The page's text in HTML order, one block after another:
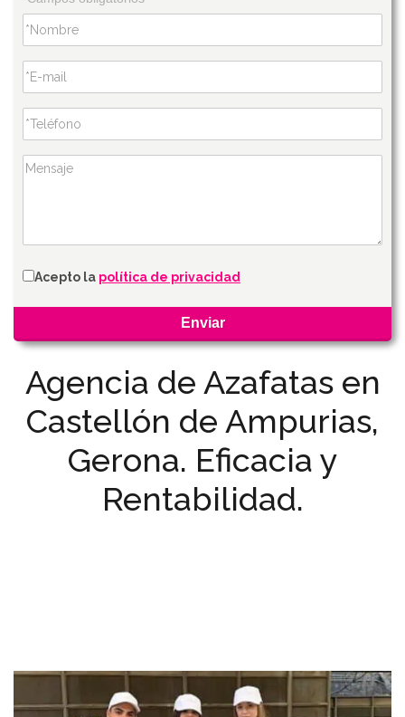
Agencia de Azafatas en
Castellón de Ampurias,
Gerona. Eficacia y
Rentabilidad.
Acepto la política de privacidad